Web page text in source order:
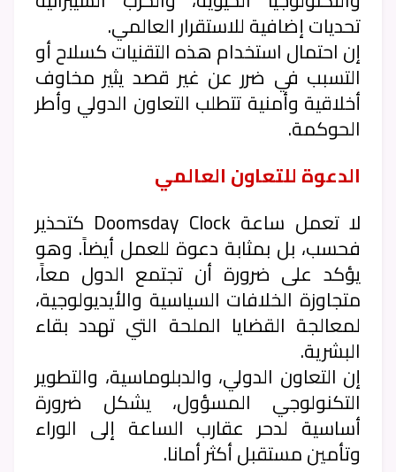
تحديات إضافية للاستقرار العالمي.
إن احتمال استخدام هذه التقنيات كسلاح أو
التسبب في ضرر عن غير قصد يثير مخاوف
أخلاقية وأمنية تتطلب التعاون الدولي وأطر
الحوكمة.
الدعوة للتعاون العالمي
لا تعمل ساعة Doomsday Clock كتحذير
فحسب، بل بمثابة دعوة للعمل أيضاً. وهو
يؤكد على ضرورة أن تجتمع الدول معاً،
متجاوزة الخلافات السياسية والأيديولوجية،
لمعالجة القضايا الملحة التي تهدد بقاء
البشرية.
إن التعاون الدولي، والدبلوماسية، والتطوير
التكنولوجي المسؤول، يشكل ضرورة
أساسية لدحر عقارب الساعة إلى الوراء
وتأمين مستقبل أكثر أمانا.